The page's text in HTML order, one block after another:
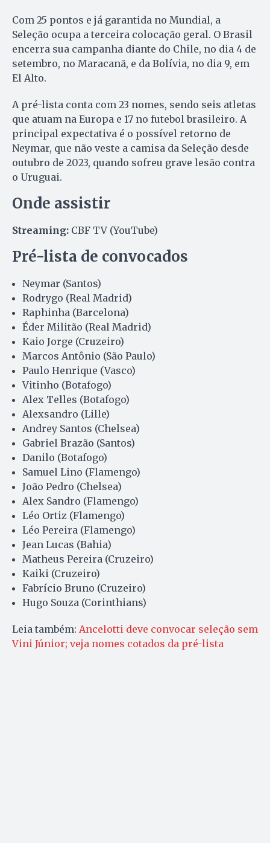
Com 25 pontos e já garantida no Mundial, a
Seleção ocupa a terceira colocação geral. O Brasil
encerra sua campanha diante do Chile, no dia 4 de
setembro, no Maracanã, e da Bolívia, no dia 9, em
El Alto.
A pré-lista conta com 23 nomes, sendo seis atletas
que atuam na Europa e 17 no futebol brasileiro. A
principal expectativa é o possível retorno de
Neymar, que não veste a camisa da Seleção desde
outubro de 2023, quando sofreu grave lesão contra
o Uruguai.
Onde assistir
Streaming: CBF TV (YouTube)
Pré-lista de convocados
Neymar (Santos)
Rodrygo (Real Madrid)
Raphinha (Barcelona)
Éder Militão (Real Madrid)
Kaio Jorge (Cruzeiro)
Marcos Antônio (São Paulo)
Paulo Henrique (Vasco)
Vitinho (Botafogo)
Alex Telles (Botafogo)
Alexsandro (Lille)
Andrey Santos (Chelsea)
Gabriel Brazão (Santos)
Danilo (Botafogo)
Samuel Lino (Flamengo)
João Pedro (Chelsea)
Alex Sandro (Flamengo)
Léo Ortiz (Flamengo)
Léo Pereira (Flamengo)
Jean Lucas (Bahia)
Matheus Pereira (Cruzeiro)
Kaiki (Cruzeiro)
Fabrício Bruno (Cruzeiro)
Hugo Souza (Corinthians)
Leia também: Ancelotti deve convocar seleção sem
Vini Júnior; veja nomes cotados da pré-lista